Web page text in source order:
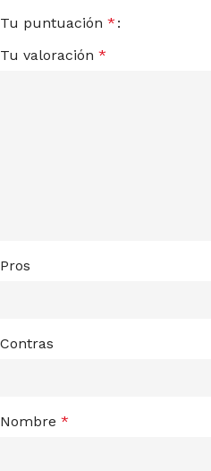
Tu puntuación *
Tu valoración *
Pros
Contras
Nombre *